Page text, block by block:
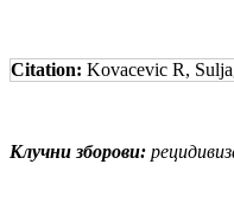
Citation: Kovacevic R,
Клучни зборови: